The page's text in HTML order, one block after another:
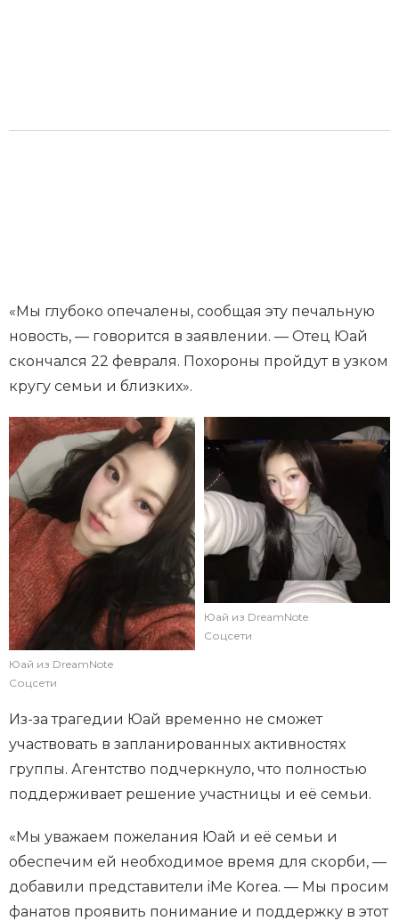
«Мы глубоко опечалены, сообщая эту печальную
новость, — говорится в заявлении. — Отец Юай
скончался 22 февраля. Похороны пройдут в узком
кругу семьи и близких».
Юай из DreamNote
Соцсети
Юай из DreamNote
Соцсети
Из-за трагедии Юай временно не сможет
участвовать в запланированных активностях
группы. Агентство подчеркнуло, что полностью
поддерживает решение участницы и её семьи.
«Мы уважаем пожелания Юай и её семьи и
обеспечим ей необходимое время для скорби, —
добавили представители iMe Korea. — Мы просим
фанатов проявить понимание и поддержку в этот